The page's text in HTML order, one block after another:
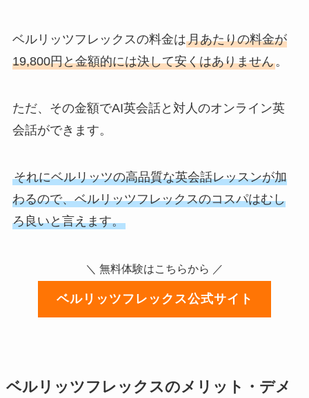
ベルリッツフレックスの料金は月あたりの料金が
19,800円と金額的には決して安くはありません。
ただ、その金額でAI英会話と対人のオンライン英
会話ができます。
それにベルリッツの高品質な英会話レッスンが加
わるので、ベルリッツフレックスのコスパはむし
ろ良いと言えます。
＼ 無料体験はこちらから ／
ベルリッツフレックス公式サイト
ベルリッツフレックスのメリット・デメ